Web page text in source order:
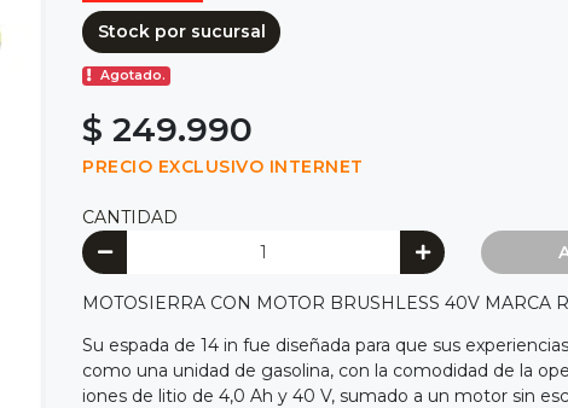
Stock por sucursal
Agotado.
$ 249.990
PRECIO EXCLUSIVO INTERNET
CANTIDAD
MOTOSIERRA CON MOTOR BRUSHLESS 40V MARCA
Su espada de 14 in fue diseñada para que sus
como una unidad de gasolina, con la comodidad de la
iones de litio de 4,0 Ah y 40 V, sumado a un motor sin